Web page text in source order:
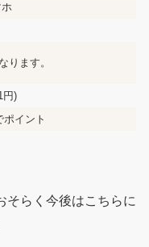
ります。
円)
イント
そらく今後はこちらに